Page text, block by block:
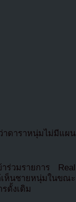
าดาราหนุ่มไม่มีแผน
าร่วมรายการ Real
เห็นชายหนุ่มในขณะ
ดั้งเดิม